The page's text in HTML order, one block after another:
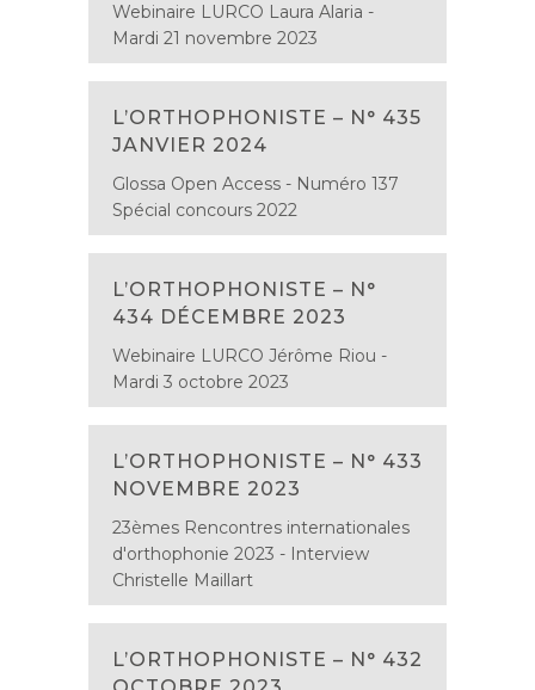
Webinaire LURCO Laura Alaria -
Mardi 21 novembre 2023
L’ORTHOPHONISTE – N° 435
JANVIER 2024
Glossa Open Access - Numéro 137
Spécial concours 2022
L’ORTHOPHONISTE – N°
434 DÉCEMBRE 2023
Webinaire LURCO Jérôme Riou -
Mardi 3 octobre 2023
L’ORTHOPHONISTE – N° 433
NOVEMBRE 2023
23èmes Rencontres internationales
d'orthophonie 2023 - Interview
Christelle Maillart
L’ORTHOPHONISTE – N° 432